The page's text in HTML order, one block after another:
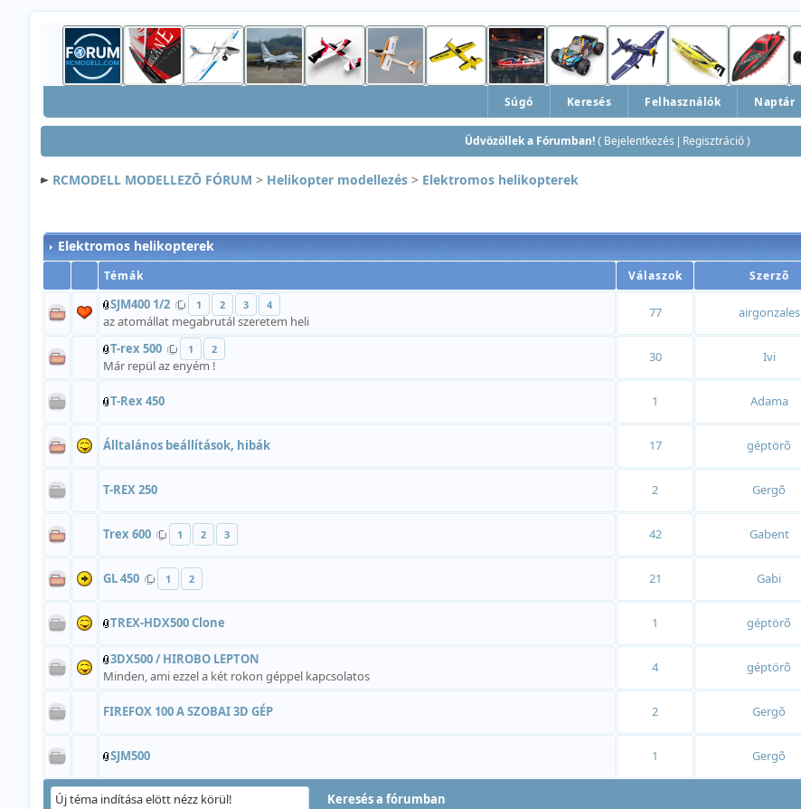
Súgó Keresés Felhasználók Naptár
Üdvözöllek a Fórumban! ( Bejelentkezés Regisztráció )
RCMODELL MODELLEZÕ FÓRUM > Helikopter modellezés > Elektromos helikopterek
Elektromos helikopterek
Témák Válaszok Szerzõ
SJM400 1/2 1 2 3 4
az atomállat megabrutál szeretem heli
77 airgonzales
T-rex 500 1 2
Már repül az enyém !
30 Ivi
T-Rex 450 1 Adama
Álltalános beállítások, hibák 17 géptörõ
T-REX 250 2 Gergõ
Trex 600 1 2 3 42 Gabent
GL 450 1 2 21 Gabi
TREX-HDX500 Clone 1 géptörõ
3DX500 / HIROBO LEPTON
Minden, ami ezzel a két rokon géppel kapcsolatos
4 géptörõ
FIREFOX 100 A SZOBAI 3D GÉP 2 Gergõ
SJM500 1 Gergõ